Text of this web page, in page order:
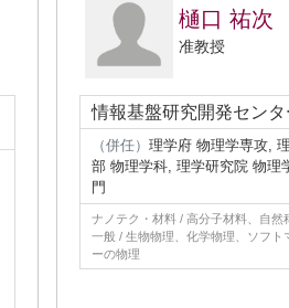
樋口 祐次
准教授
情報基盤研究開発センタ
（併任） 理学府 物理学専攻,
部 物理学科, 理学研究院 物理
門
ナノテク・材料 / 高分子材料、自然
一般 / 生物物理、化学物理、ソフト
ーの物理